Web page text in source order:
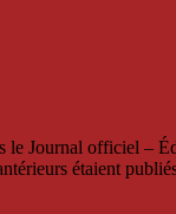
le Journal officiel –
étaient